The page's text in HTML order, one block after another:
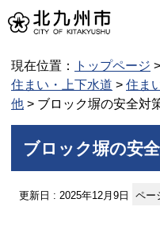
現在位置： トップページ >
住まい・上下水道 > 住ま
他 > ブロック塀の安全対
ブロック塀の安
更新日 : 2025年12月9日 ペー